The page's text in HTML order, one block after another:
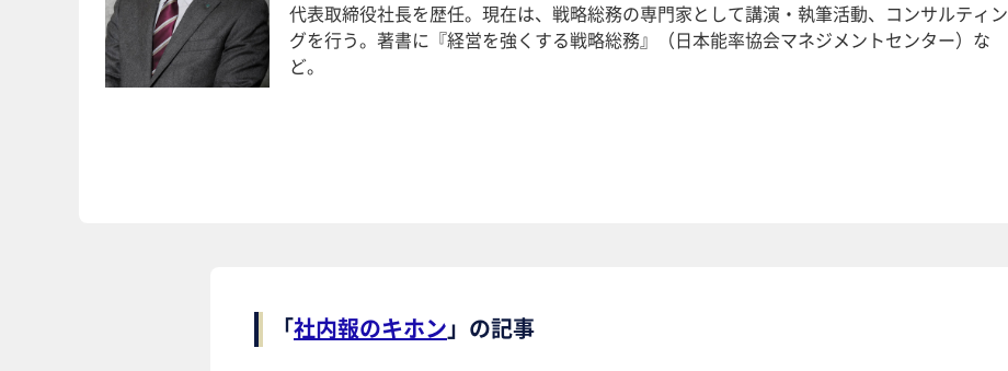
代表取締役社長を歴任。現在は、戦略総務の専門家として講演・執筆活動、コンサルティン
グを行う。著書に『経営を強くする戦略総務』（日本能率協会マネジメントセンター）な
ど。
「社内報のキホン」の記事